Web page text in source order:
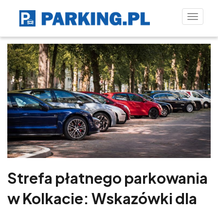
Toggle
Strefa płatnego parkowania
w Kolkacie: Wskazówki dla